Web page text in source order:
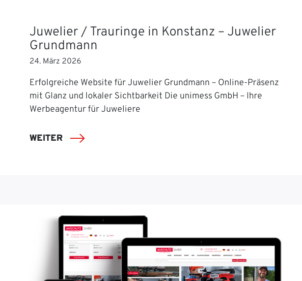
Juwelier / Trauringe in Konstanz – Juwelier
Grundmann
24. März 2026
Erfolgreiche Website für Juwelier Grundmann – Online-Präsenz
mit Glanz und lokaler Sichtbarkeit Die unimess GmbH – Ihre
Werbeagentur für Juweliere
WEITER